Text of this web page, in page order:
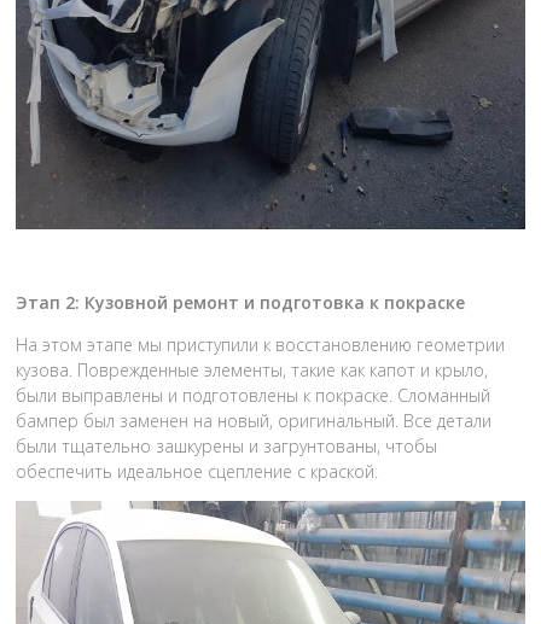
Этап 2: Кузовной ремонт и подготовка к покраске
На этом этапе мы приступили к восстановлению геометрии
кузова. Поврежденные элементы, такие как капот и крыло,
были выправлены и подготовлены к покраске. Сломанный
бампер был заменен на новый, оригинальный. Все детали
были тщательно зашкурены и загрунтованы, чтобы
обеспечить идеальное сцепление с краской.